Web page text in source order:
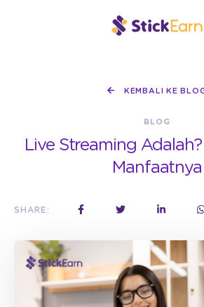
KEMBALI KE
BLOG
Live Streaming
Manfaatnya
SHARE: